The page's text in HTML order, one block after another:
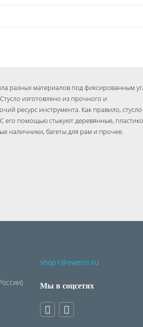
разных материалов под фиксированным
изготовлено из прочного и
ресурс инструмента. Как правило, стусло
его помощью стыкуют деревянные,
наличники, багеты для рам и прочее.
shop1@eweiss.ru
Мы в соцсетях